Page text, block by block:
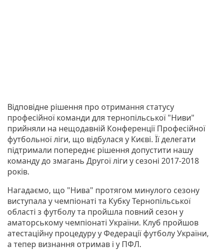
Відповідне рішення про отримання статусу
професійної команди для тернопільської "Ниви"
прийняли на нещодавній Конференції Професійної
футбольної ліги, що відбулася у Києві. Її делегати
підтримали попереднє рішення допустити нашу
команду до змагань Другої ліги у сезоні 2017-2018
років.
Нагадаємо, що "Нива" протягом минулого сезону
виступала у чемпіонаті та Кубку Тернопільської
області з футболу та пройшла повний сезон у
аматорському чемпіонаті України. Клуб пройшов
атестаційну процедуру у Федерації футболу України,
а тепер визнання отримав і у ПФЛ.